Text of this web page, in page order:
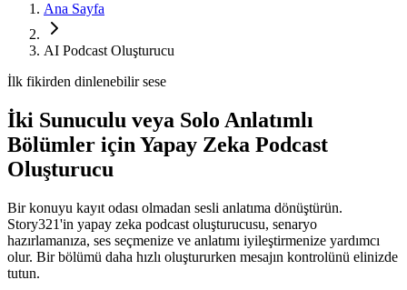
Ana Sayfa
AI Podcast Oluşturucu
İlk fikirden dinlenebilir sese
İki Sunuculu veya Solo Anlatımlı
Bölümler için Yapay Zeka Podcast
Oluşturucu
Bir konuyu kayıt odası olmadan sesli anlatıma dönüştürün.
Story321'in yapay zeka podcast oluşturucusu, senaryo
hazırlamanıza, ses seçmenize ve anlatımı iyileştirmenize yardımcı
olur. Bir bölümü daha hızlı oluştururken mesajın kontrolünü elinizde
tutun.